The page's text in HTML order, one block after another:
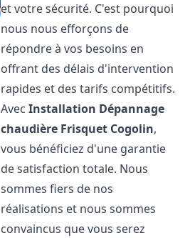
et votre sécurité. C'est pourquoi
nous nous efforçons de
répondre à vos besoins en
offrant des délais d'intervention
rapides et des tarifs compétitifs.
AvecInstallation Dépannage
chaudière Frisquet Cogolin,
vous bénéficiez d'une garantie
de satisfaction totale. Nous
sommes fiers de nos
réalisations et nous sommes
convaincus que vous serez